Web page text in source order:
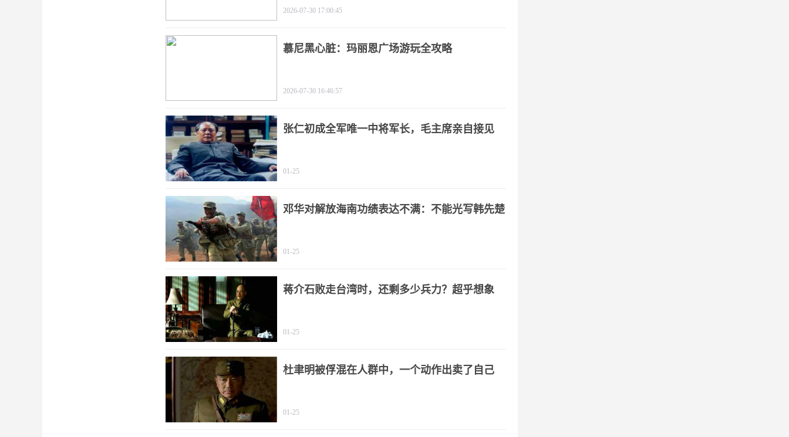
2026-07-30 17:00:45
慕尼黑心脏：玛丽恩广场游玩全攻略
2026-07-30 16:46:57
张仁初成全军唯一中将军长，毛主席亲自接见
01-25
邓华对解放海南功绩表达不满：不能光写韩先楚
01-25
蒋介石败走台湾时，还剩多少兵力？超乎想象
01-25
杜聿明被俘混在人群中，一个动作出卖了自己
01-25